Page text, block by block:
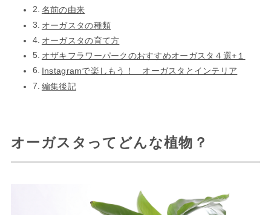
名前の由来
オーガスタの種類
オーガスタの育て方
オザキフラワーパークのおすすめオーガスタ４選+１
Instagramで楽しもう！ オーガスタとインテリア
編集後記
オーガスタってどんな植物？